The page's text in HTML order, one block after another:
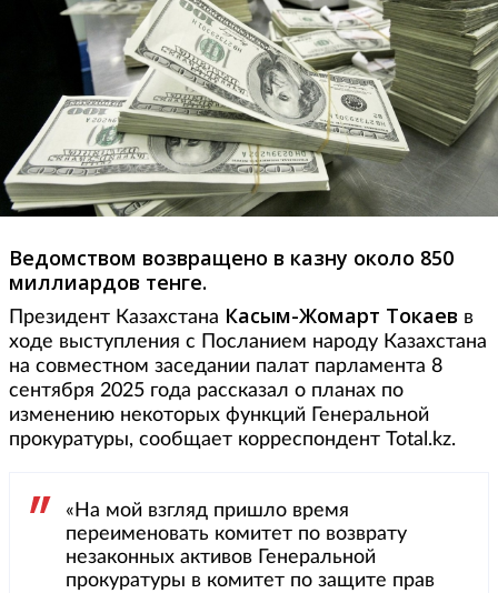
Ведомством возвращено в казну около 850
миллиардов тенге.
Президент Казахстана Касым-Жомарт Токаев в
ходе выступления с Посланием народу Казахстана
на совместном заседании палат парламента 8
сентября 2025 года рассказал о планах по
изменению некоторых функций Генеральной
прокуратуры, сообщает корреспондент Total.kz.
«На мой взгляд пришло время
переименовать комитет по возврату
незаконных активов Генеральной
прокуратуры в комитет по защите прав